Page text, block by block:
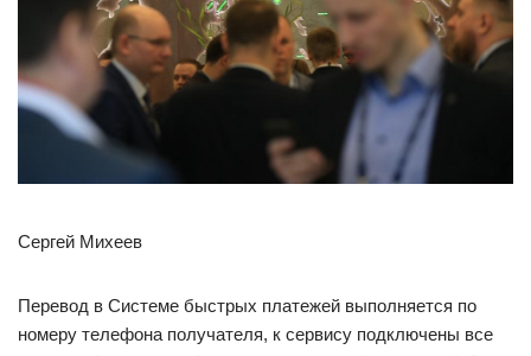
Сергей Михеев
Перевод в Системе быстрых платежей выполняется по
номеру телефона получателя, к сервису подключены все